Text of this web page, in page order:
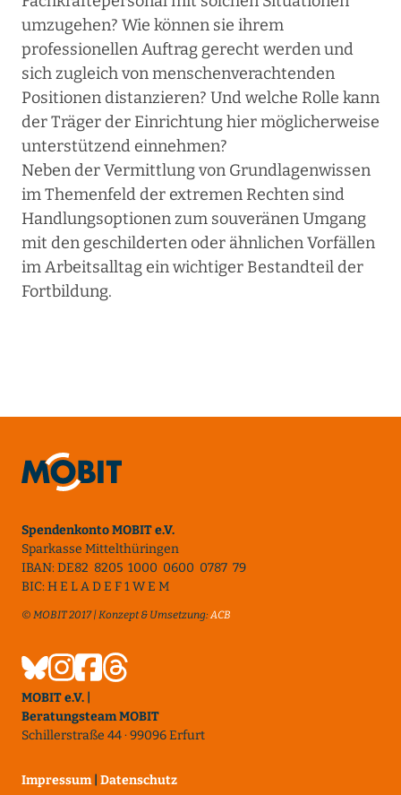
umzugehen? Wie können sie ihrem
professionellen Auftrag gerecht werden und
sich zugleich von menschenverachtenden
Positionen distanzieren? Und welche Rolle kann
der Träger der Einrichtung hier möglicherweise
unterstützend einnehmen?
Neben der Vermittlung von Grundlagenwissen
im Themenfeld der extremen Rechten sind
Handlungsoptionen zum souveränen Umgang
mit den geschilderten oder ähnlichen Vorfällen
im Arbeitsalltag ein wichtiger Bestandteil der
Fortbildung.
Spendenkonto MOBIT e.V.
Sparkasse Mittelthüringen
IBAN: DE82 8205 1000 0600 0787 79
BIC: H E L A D E F 1 W E M
© MOBIT 2017 | Konzept & Umsetzung:ACB
MOBIT e.V. |
Beratungsteam MOBIT
Schillerstraße 44 · 99096 Erfurt
Impressum Datenschutz